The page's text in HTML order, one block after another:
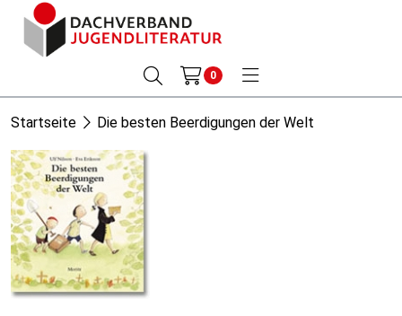
0
Startseite Die besten Beerdigungen der Welt